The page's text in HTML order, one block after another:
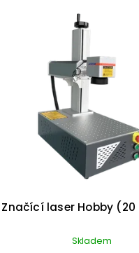
Značící laser Hobby (20
Skladem